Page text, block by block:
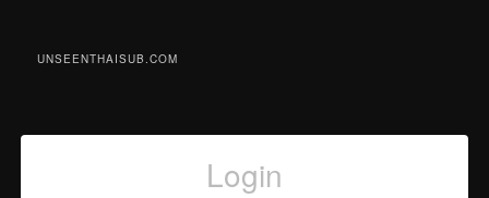
UNSEENTHAISUB.COM
Login